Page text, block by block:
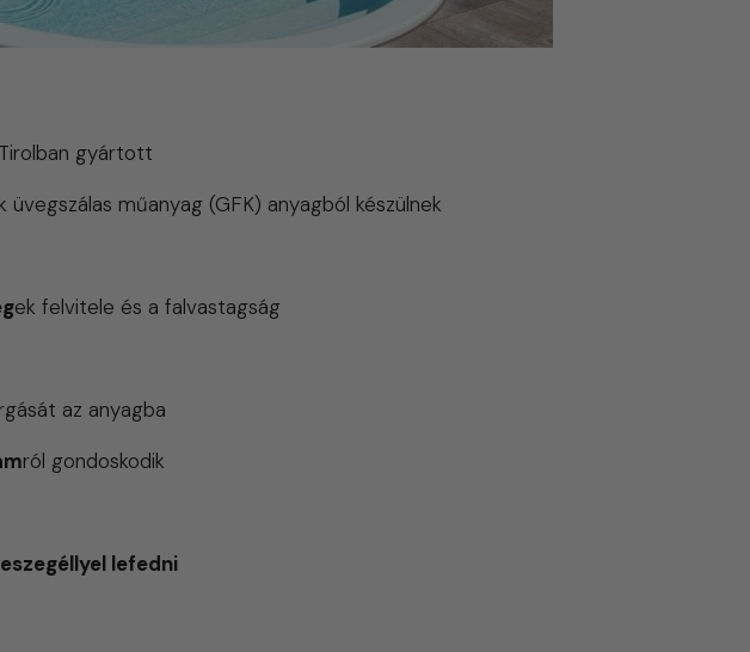
gyártott
üvegszálas műanyag (GFK) anyagból készülnek
ek felvitele és a falvastagság
az anyagba
ról gondoskodik
lefedni